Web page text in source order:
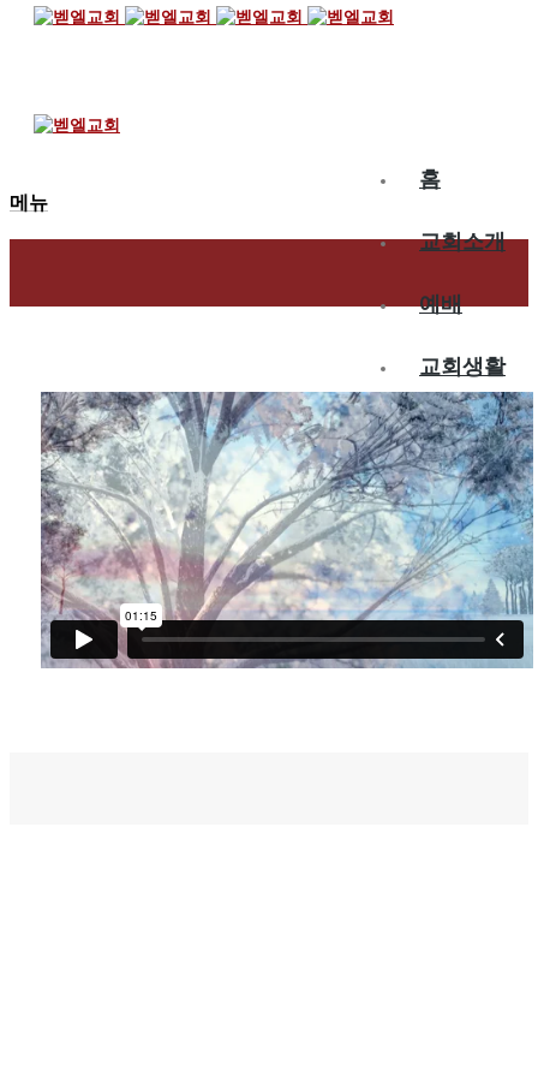
홈
교회소개
예배
교회생활
교육/양육
공동체
벧엘스토리
새가족등록
메뉴